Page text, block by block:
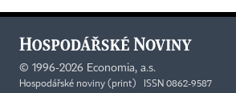
© 1996-2026 Economia, a.s.
Hospodářské noviny (print) ISSN 0862-9587